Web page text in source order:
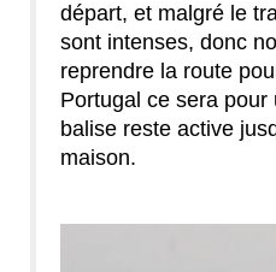
départ, et malgré le
sont intenses, donc
reprendre la route
Portugal ce sera
balise reste active
maison.